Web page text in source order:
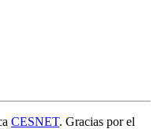
CESNET. Gracias por el